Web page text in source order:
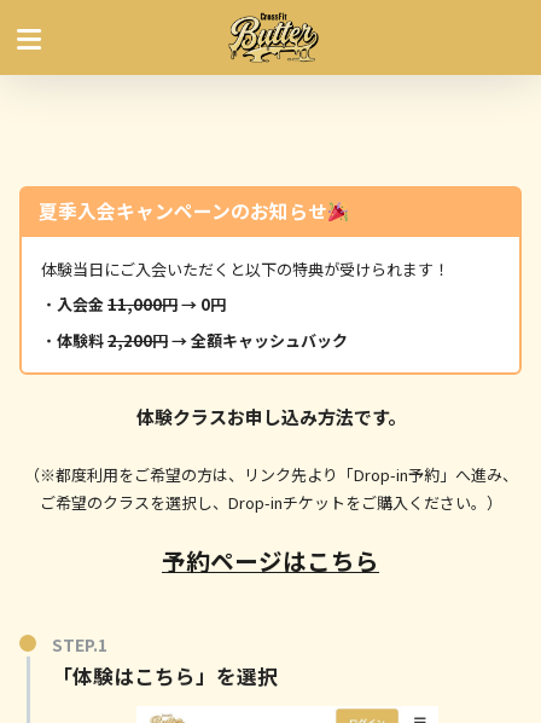
夏季入会キャンペーンのお知らせ
体験当日にご入会いただくと以下の特典が受けられます！
・入会金11,000円→ 0円
・体験料2,200円→ 全額キャッシュバック
体験クラスお申し込み方法です。
（※都度利用をご希望の方は、リンク先より「Drop-in予約」へ進み、
ご希望のクラスを選択し、Drop-inチケットをご購入ください。）
予約ページはこちら
「体験はこちら」を選択